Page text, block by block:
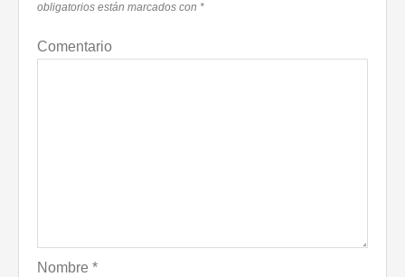
obligatorios están marcados con *
Comentario
Nombre *